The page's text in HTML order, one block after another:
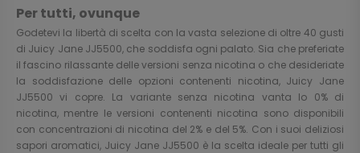
Per tutti, ovunque
Godetevi la libertà di scelta con la vasta selezione di oltre 40 gusti
di Juicy Jane JJ5500, che soddisfa ogni palato. Sia che preferiate
il fascino rilassante delle versioni senza nicotina o che desideriate
la soddisfazione delle opzioni contenenti nicotina, Juicy Jane
JJ5500 vi copre. La variante senza nicotina vanta lo 0% di
nicotina, mentre le versioni contenenti nicotina sono disponibili
con concentrazioni di nicotina del 2% e del 5%. Con i suoi deliziosi
sapori aromatici, Juicy Jane JJ5500 è la scelta ideale per tutti gli